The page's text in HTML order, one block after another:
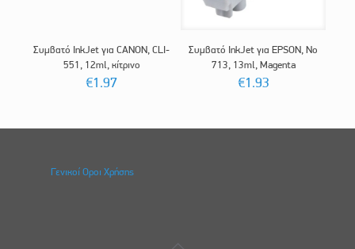
Συμβατό InkJet για CANON, CLI-
551, 12ml, κίτρινο
€1.97
Συμβατό InkJet για EPSON, No
713, 13ml, Magenta
€1.93
Γενικοί Οροι Χρήσης